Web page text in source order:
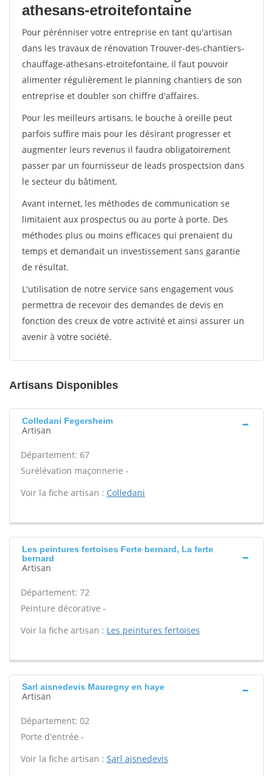
athesans-etroitefontaine
Pour pérénniser votre entreprise en tant qu'artisan
dans les travaux de rénovation Trouver-des-chantiers-
chauffage-athesans-etroitefontaine, il faut pouvoir
alimenter régulièrement le planning chantiers de son
entreprise et doubler son chiffre d'affaires.
Pour les meilleurs artisans, le bouche à oreille peut
parfois suffire mais pour les désirant progresser et
augmenter leurs revenus il faudra obligatoirement
passer par un fournisseur de leads prospectsion dans
le secteur du bâtiment.
Avant internet, les méthodes de communication se
limitaient aux prospectus ou au porte à porte. Des
méthodes plus ou moins efficaces qui prenaient du
temps et demandait un investissement sans garantie
de résultat.
L'utilisation de notre service sans engagement vous
permettra de recevoir des demandes de devis en
fonction des creux de votre activité et ainsi assurer un
avenir à votre société.
Artisans Disponibles
Colledani Fegersheim
Artisan
Département: 67
Surélévation maçonnerie -
Voir la fiche artisan : Colledani
Les peintures fertoises Ferte bernard, La ferte
bernard
Artisan
Département: 72
Peinture décorative -
Voir la fiche artisan : Les peintures fertoises
Sarl aisnedevis Mauregny en haye
Artisan
Département: 02
Porte d'entrée -
Voir la fiche artisan : Sarl aisnedevis